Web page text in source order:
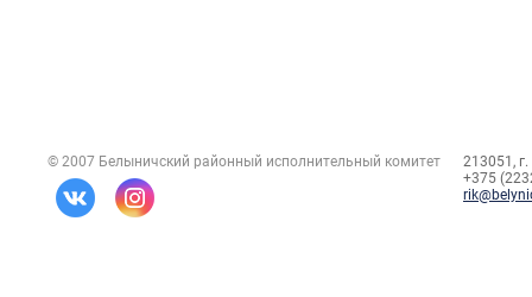
© 2007 Белыничский районный исполнительный комитет
213051,
+375